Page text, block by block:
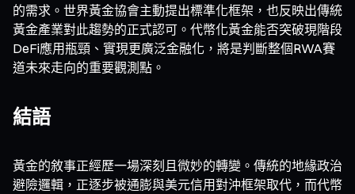
的需求。世界黃金協會主動提出標準化框架，也反映出傳統
黃金產業對此趨勢的正式認可。代幣化黃金能否突破現階段
DeFi應用瓶頸、實現更廣泛金融化，將是判斷整個RWA賽
道未來走向的重要觀測點。
結語
黃金的敘事正經歷一場深刻且微妙的轉變。傳統的地緣政治
避險邏輯，正逐步被通膨與美元信用對沖框架取代，而代幣